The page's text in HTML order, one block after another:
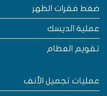
فقرات الظهر
الديسك
العظام
تجميل الأنف